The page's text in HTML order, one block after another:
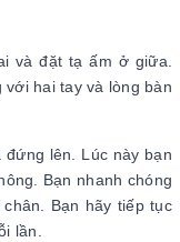
và đặt tạ ấm ở giữa.
hai tay và lòng bàn
lên. Lúc này bạn
Bạn nhanh chóng
Bạn hãy tiếp tục
lần.